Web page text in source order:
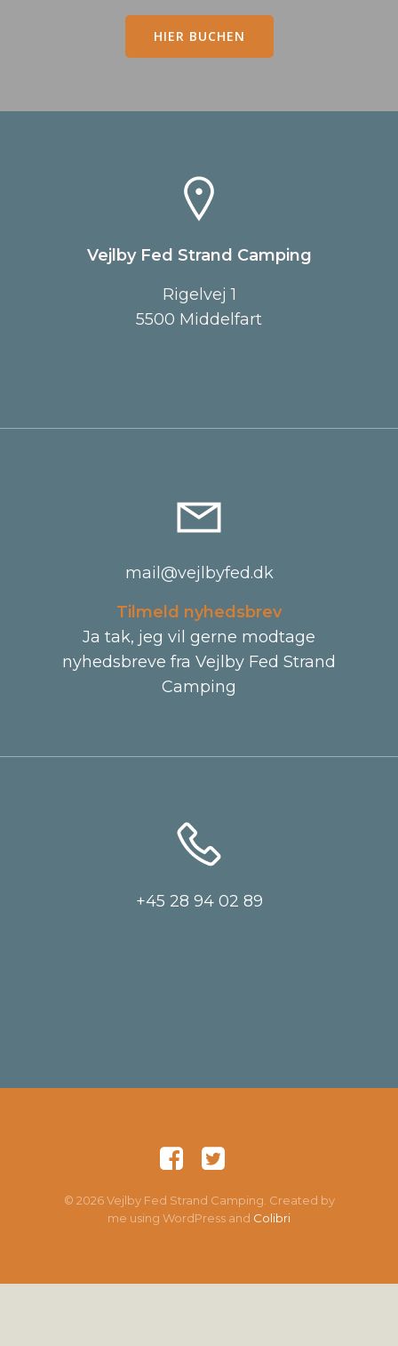
HIER BUCHEN
Vejlby Fed Strand Camping
Rigelvej 1
5500 Middelfart
mail@vejlbyfed.dk
Tilmeld nyhedsbrev
Ja tak, jeg vil gerne modtage
nyhedsbreve fra Vejlby Fed Strand
Camping
+45 28 94 02 89
© 2026 Vejlby Fed Strand Camping. Created by
me using WordPress and Colibri